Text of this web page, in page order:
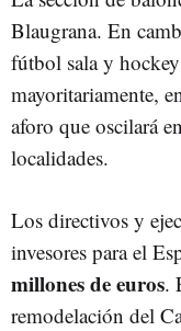
Blaugrana. En
fútbol sala y
mayoritariamente,
aforo que oscilará
localidades.
Los directivos y
invesores para el
millones de euros.
remodelación del